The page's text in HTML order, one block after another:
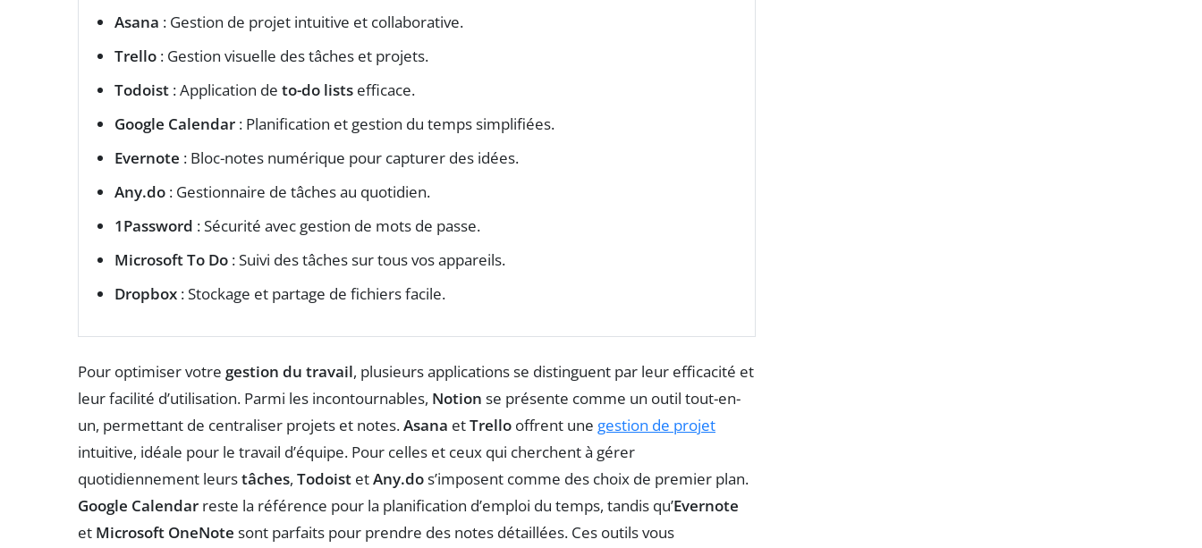
Asana : Gestion de projet intuitive et collaborative.
Trello : Gestion visuelle des tâches et projets.
Todoist : Application de to-do lists efficace.
Google Calendar : Planification et gestion du temps simplifiées.
Evernote : Bloc-notes numérique pour capturer des idées.
Any.do : Gestionnaire de tâches au quotidien.
1Password : Sécurité avec gestion de mots de passe.
Microsoft To Do : Suivi des tâches sur tous vos appareils.
Dropbox : Stockage et partage de fichiers facile.
Pour optimiser votre gestion du travail, plusieurs applications se distinguent par leur efficacité et
leur facilité d’utilisation. Parmi les incontournables, Notion se présente comme un outil tout-en-
un, permettant de centraliser projets et notes.Asana etTrello offrent une gestion de projet
intuitive, idéale pour le travail d’équipe. Pour celles et ceux qui cherchent à gérer
quotidiennement leurstâches, Todoist etAny.dos’imposent comme des choix de premier plan.
Google Calendar reste la référence pour la planification d’emploi du temps, tandis qu’Evernote
et Microsoft OneNote sont parfaits pour prendre des notes détaillées. Ces outils vous